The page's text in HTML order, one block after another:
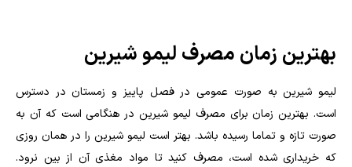
بهترین زمان مصرف لیمو شیرین
لیمو شیرین به صورت عمومی در فصل پاییز و زمستان در دسترس
است. بهترین زمان برای مصرف لیمو شیرین در هنگامی است که آن به
صورت تازه و تماما رسیده باشد. بهتر است لیمو شیرین را در همان روزی
که خریداری شده است، مصرف کنید تا مواد مغذی آن از بین نرود.